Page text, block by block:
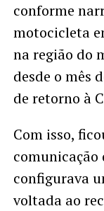
conforme
motocicleta
na região do
desde o mês
de retorno à
Com isso,
comunicação
configurava
voltada ao